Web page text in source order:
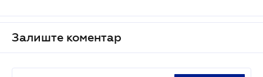
Залиште коментар